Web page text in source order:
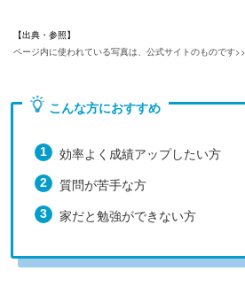
【出典・参照】
ページ内に使われている写真は、公式サイトのものです>>
こんな方におすすめ
効率よく成績アップしたい方
質問が苦手な方
家だと勉強ができない方